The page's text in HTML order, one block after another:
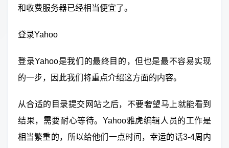
和收费服务器已经相当便宜了。
登录Yahoo
登录Yahoo是我们的最终目的，但也是最不容易实现
的一步，因此我们将重点介绍这方面的内容。
从合适的目录提交网站之后，不要奢望马上就能看到
结果，需要耐心等待。Yahoo雅虎编辑人员的工作是
相当繁重的，所以给他们一点时间，幸运的话3-4周内